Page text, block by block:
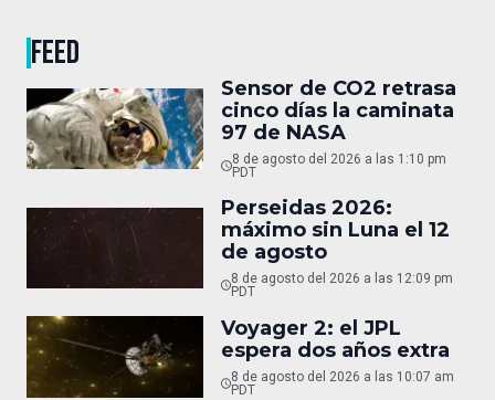
FEED
Sensor de CO2 retrasa
cinco días la caminata
97 de NASA
8 de agosto del 2026 a las 1:10 pm
PDT
Perseidas 2026:
máximo sin Luna el 12
de agosto
8 de agosto del 2026 a las 12:09 pm
PDT
Voyager 2: el JPL
espera dos años extra
8 de agosto del 2026 a las 10:07 am
PDT